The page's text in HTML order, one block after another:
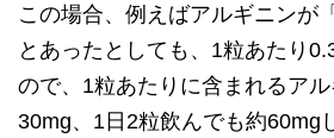
この場合、例えばアルギニンが
とあったとしても、1粒あたり
ので、1粒あたりに含まれるア
30mg、1日2粒飲んでも約60mg